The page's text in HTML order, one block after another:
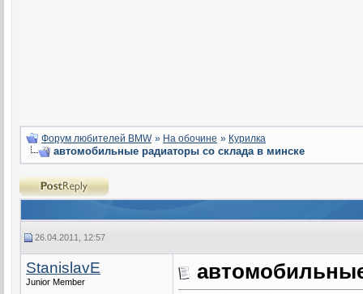
Форум любителей BMW » На обочине » Курилка
автомобильные радиаторы со склада в минске
26.04.2011, 12:57
StanislavE
Junior Member